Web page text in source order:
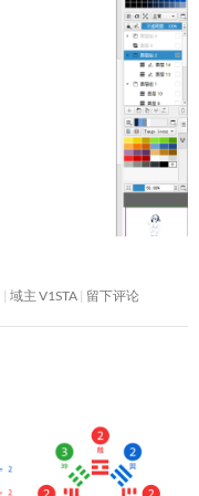
域主 V1STA 留下评论